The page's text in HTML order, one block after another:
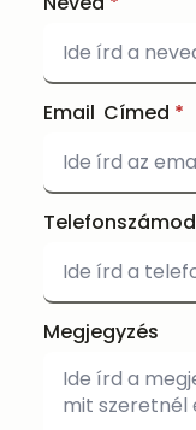
Email Címed *
Telefonszámod
Megjegyzés